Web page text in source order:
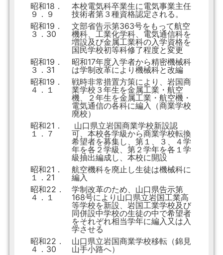
昭和18．
９．９
本校電気科卒業生に電気事業主任
技術者第３種資格認定される。
昭和19．
３．30
文部省告示第363号をもって航空
機科、工業化学科、電気通信科を
増設及び金属工業科の入学資格を
国民学校初等科修了程度と変更
昭和19．
３．31
昭和17年度入学者から精密機械科
は学制改革により機械科と改編
昭和19．
４．１
戦時非常措置方策により、岩国商
業学校３年生を金属工業・航空
機、２年生を金属工業・航空機・
電気通信の各科に編入（商業学校
廃校）
昭和21．
１．７
山口県立岩国商業学校新設認
可、本校各学級から商業学校転換
希望者を募集し、第１、３、４学
年を各２学級、第２学年を各１学
級抽出編成し、本校に開設
昭和21．
１．21
航空機科を廃止し生徒は機械科に
編入
昭和22．
４．１
学制改革のため、山口県告示第
168号により山口県立岩国工業高
等学校を新設、岩国工業学校及び
同併設中学校の生徒の中で希望者
をそれぞれ相当学年に編入又は入
学させる
昭和22．
４．30
山口県立岩国商業学校移転（錦見
山手小路へ）